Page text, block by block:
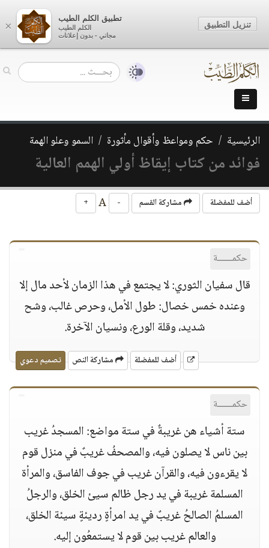
الرئيسية حكم ومواعظ وأقوال مأثورة السمو وعلو الهمة
فوائد من كتاب إيقاظ أولي الهمم العالية
أضف للمفضلة مشاركة القسم -
+
حكمــــــة
قال سفيان الثوري: لا يجتمع في هذا الزمان لأحد مال إلا
وعنده خمس خصال: طول الأمل، وحرص غالب، وشح
شديد، وقلة الورع، ونسيان الآخرة.
أضف للمفضلة مشاركة النص تصميم دعوي
حكمــــــة
ستة أشياء هن غريبةٌ في ستة مواضع: المسجدُ غريب
بين ناس لا يصلون فيه، والمصحفُ غريبٌ في منزل قوم
لا يقرءون فيه، والقرآن غريب في جوف الفاسق، والمرأة
المسلمة غريبة في يد رجل ظالم سيئ الخلق، والرجلُ
المسلمُ الصالحُ غريبٌ في يد امرأةٍ رديئةٍ سيئة الخلق،
والعالم غريب بين قوم لا يستمعُون إليه.
×
تطبيق الكلم الطيب
الكلم الطيب
مجاني - بدون إعلانات
تنزيل التطبيق